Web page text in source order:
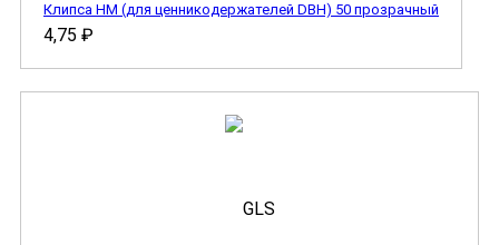
Клипса HM (для ценникодержателей DBH) 50 прозрачный
4,75 ₽